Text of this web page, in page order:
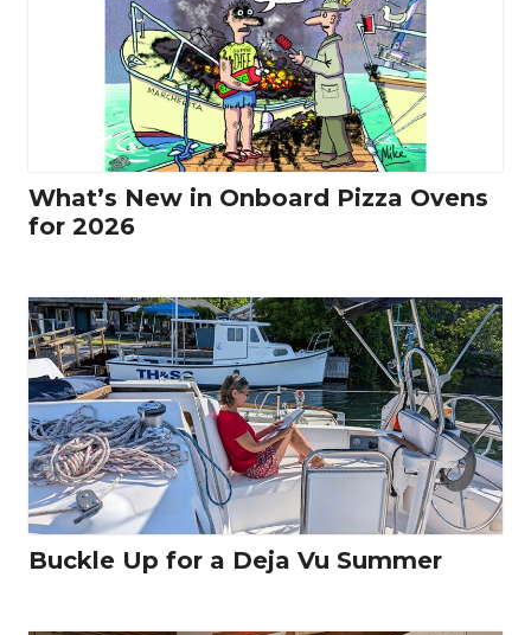
What’s New in Onboard Pizza Ovens
for 2026
Buckle Up for a Deja Vu Summer